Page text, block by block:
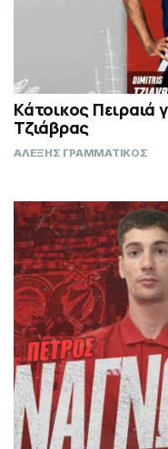
Κάτοικος Πειραιά
Τζιάβρας
ΑΛΕΞΗΣ ΓΡΑΜΜΑΤΙΚΟΣ